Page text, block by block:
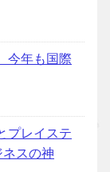
今年も国際
プレイステ
ネスの神